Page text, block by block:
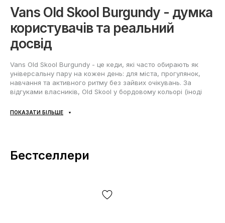
Vans Old Skool Burgundy - думка
користувачів та реальний
досвід
Vans Old Skool Burgundy - це кеди, які часто обирають як
універсальну пару на кожен день: для міста, прогулянок,
навчання та активного ритму без зайвих очікувань. За
відгуками власників, Old Skool у бордовому кольорі (іноді
комфортну посадку та практичні матеріали, які добре
відгуками користувачів
збереження форми, а текстильні елементи роблять посадку
ПОКАЗАТИ БІЛЬШЕ
Бестселлери